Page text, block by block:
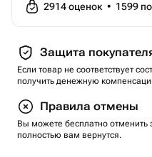
2914оценок • 1599
Защита
Если товар не соответствует
получить денежную
Правила отмены
Вы можете бесплатно отменить
полностью вам вернутся.